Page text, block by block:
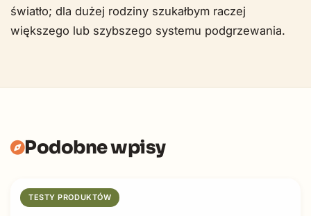
światło; dla dużej rodziny szukałbym raczej
większego lub szybszego systemu podgrzewania.
Podobne wpisy
TESTY PRODUKTÓW